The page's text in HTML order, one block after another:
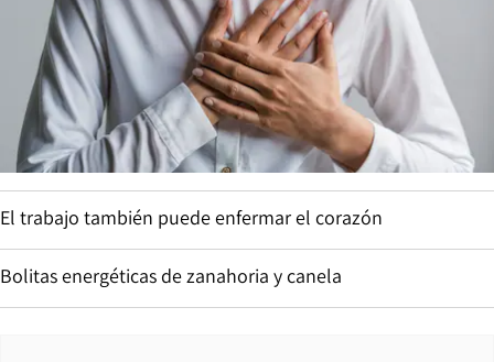
El trabajo también puede enfermar el corazón
Bolitas energéticas de zanahoria y canela